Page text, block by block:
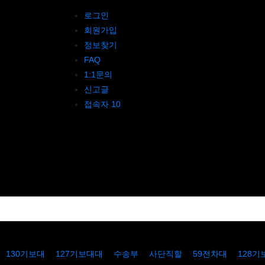
로그인
회원가입
정보찾기
FAQ
1:1문의
신고글
접속자 10
130기보대 127기보대대 수송부 사단직할 59전차대 128기